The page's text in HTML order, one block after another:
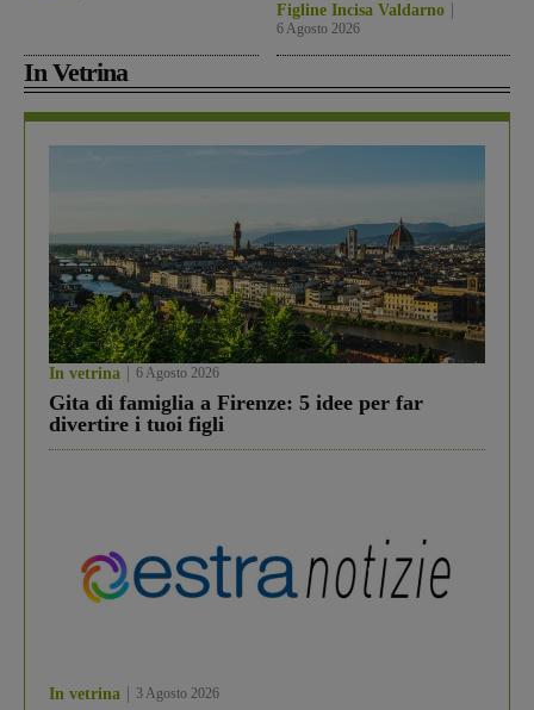
Figline Incisa Valdarno
6 Agosto 2026
In Vetrina
In vetrina 6 Agosto 2026
Gita di famiglia a Firenze: 5 idee per far
divertire i tuoi figli
In vetrina 3 Agosto 2026